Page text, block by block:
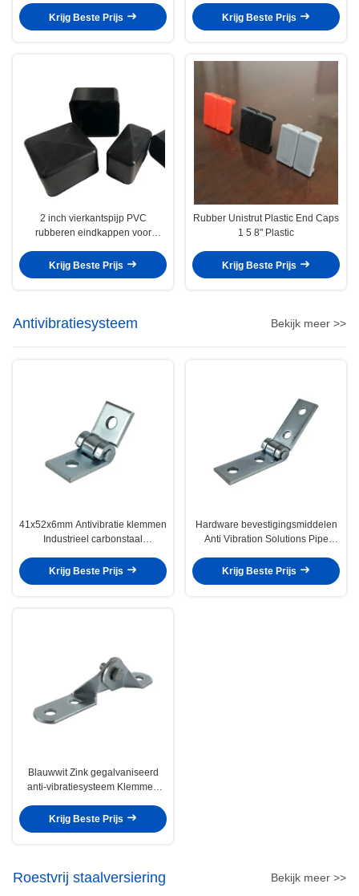
Krijg Beste Prijs
Krijg Beste Prijs
2 inch vierkantspijp PVC
rubberen eindkappen voor
strutkanaal
Krijg Beste Prijs
Rubber Unistrut Plastic End Caps
1 5 8" Plastic
Krijg Beste Prijs
Antivibratiesysteem Bekijk meer >>
41x52x6mm Antivibratie klemmen
Industrieel carbonstaal
Krijg Beste Prijs
Hardware bevestigingsmiddelen
Anti Vibration Solutions Pipe
Krijg Beste Prijs
Blauwwit Zink gegalvaniseerd
anti-vibratiesysteem Klemmen
Krijg Beste Prijs
Roestvrij staalversiering Bekijk meer >>